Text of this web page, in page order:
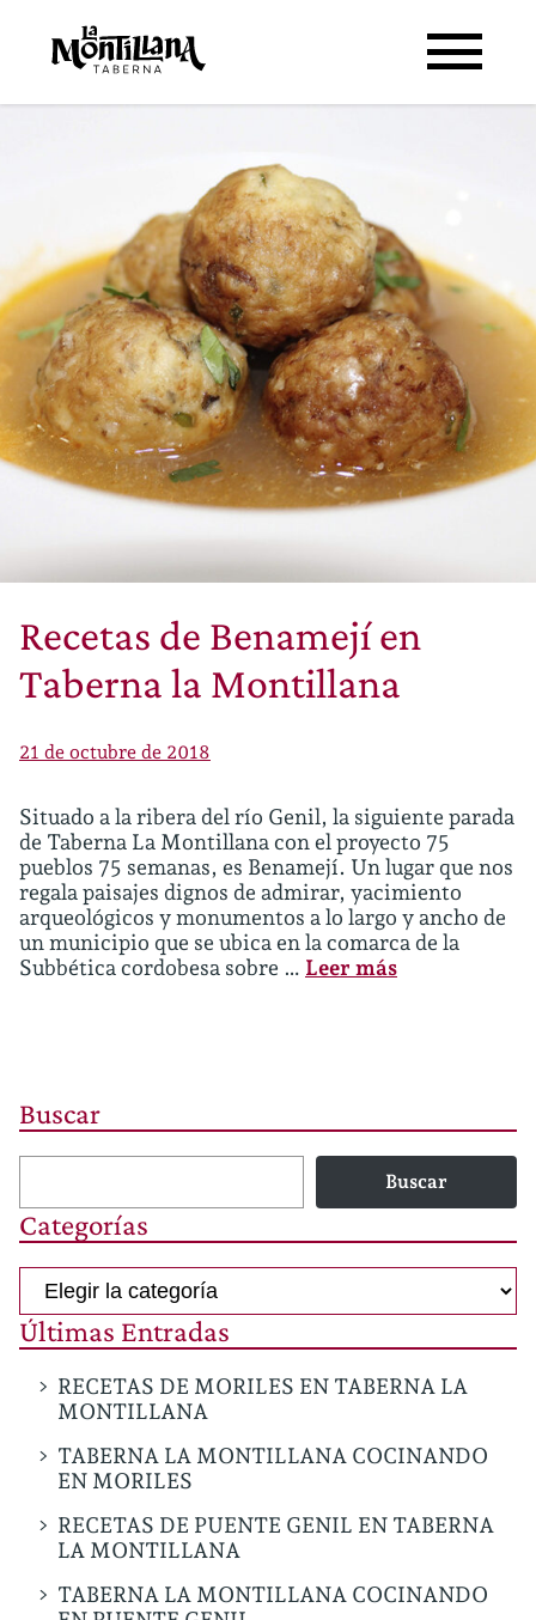
Recetas de Benamejí en
Taberna la Montillana
21 de octubre de 2018
Situado a la ribera del río Genil, la siguiente parada
de Taberna La Montillana con el proyecto 75
pueblos 75 semanas, es Benamejí. Un lugar que nos
regala paisajes dignos de admirar, yacimiento
arqueológicos y monumentos a lo largo y ancho de
un municipio que se ubica en la comarca de la
Subbética cordobesa sobre … Leer más
Buscar
Buscar
Categorías
Categorías
Últimas Entradas
RECETAS DE MORILES EN TABERNA LA
MONTILLANA
TABERNA LA MONTILLANA COCINANDO
EN MORILES
RECETAS DE PUENTE GENIL EN TABERNA
LA MONTILLANA
TABERNA LA MONTILLANA COCINANDO